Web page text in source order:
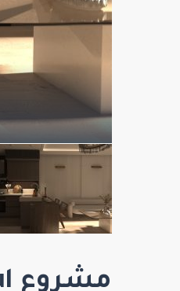
مشروع Citednis Neba Istabul